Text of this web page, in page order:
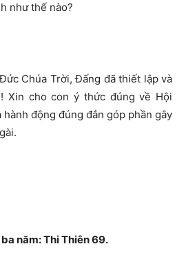
như thế nào?
Chúa Trời, Đấng đã thiết lập và
Xin cho con ý thức đúng về Hội
động đúng đắn góp phần gây
năm: Thi Thiên 69.